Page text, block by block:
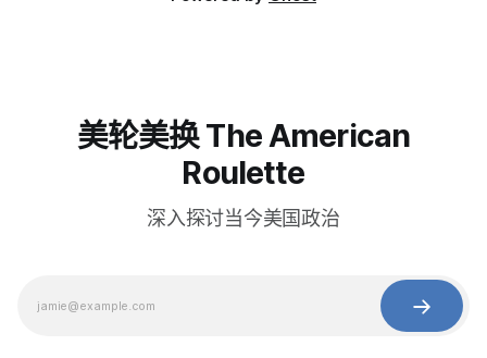
美轮美换 The American
Roulette
深入探讨当今美国政治